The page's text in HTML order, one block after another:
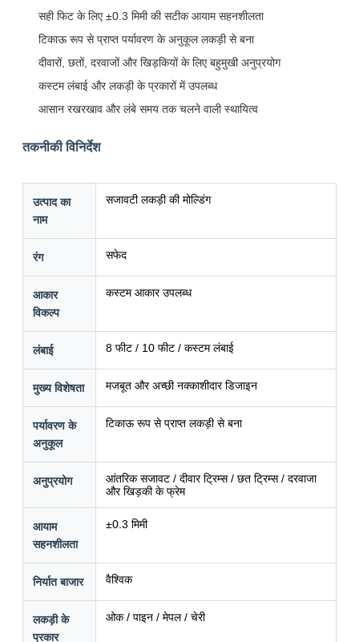
सही फिट के लिए ±0.3 मिमी की सटीक आयाम सहनशीलता
टिकाऊ रूप से प्राप्त पर्यावरण के अनुकूल लकड़ी से बना
दीवारों, छतों, दरवाजों और खिड़कियों के लिए बहुमुखी अनुप्रयोग
कस्टम लंबाई और लकड़ी के प्रकारों में उपलब्ध
आसान रखरखाव और लंबे समय तक चलने वाली स्थायित्व
तकनीकी विनिर्देश
उत्पाद का
नाम
सजावटी लकड़ी की मोल्डिंग
रंग सफेद
आकार
विकल्प
कस्टम आकार उपलब्ध
लंबाई 8 फीट / 10 फीट / कस्टम लंबाई
मुख्य विशेषता मजबूत और अच्छी नक्काशीदार डिजाइन
पर्यावरण के
अनुकूल
टिकाऊ रूप से प्राप्त लकड़ी से बना
अनुप्रयोग
आंतरिक सजावट / दीवार ट्रिम्स / छत ट्रिम्स / दरवाजा
और खिड़की के फ्रेम
आयाम
सहनशीलता
±0.3 मिमी
निर्यात बाजार वैश्विक
लकड़ी के
प्रकार
ओक / पाइन / मेपल / चेरी